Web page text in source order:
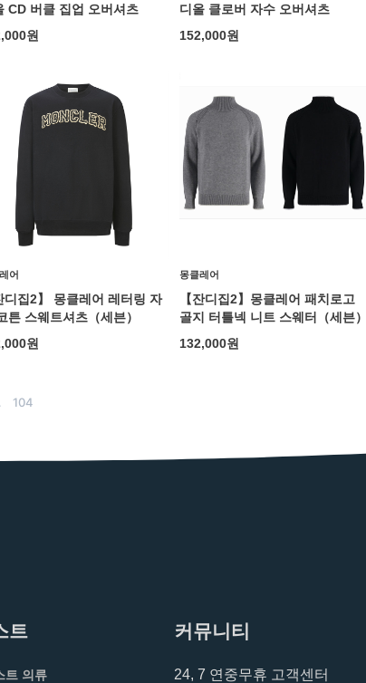
CD 버클 집업 오버셔츠
원
디올 클로버 자수 오버셔츠
152,000원
어
디집2】 몽클레어 레터링 자
튼 스웨트셔츠（세븐）
원
몽클레어
【잔디집2】몽클레어 패치로고
골지 터틀넥 니트 스웨터（세븐）
132,000원
104
트
트 의류
커뮤니티
24, 7 연중무휴 고객센터